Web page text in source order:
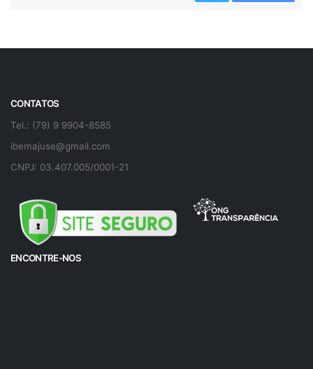
CONTATOS
Tel.: (79) 9 9904-8585
ibemajuse@gmail.com
CNPJ: 03.407.005/0001-21
ENCONTRE-NOS